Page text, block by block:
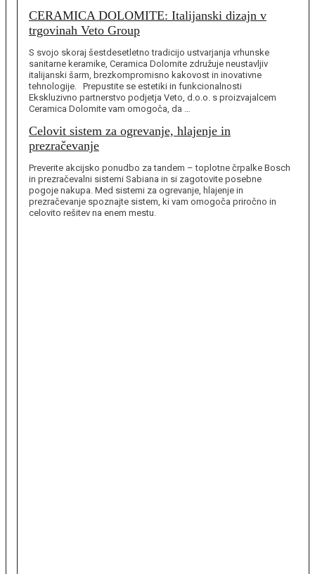
CERAMICA DOLOMITE: Italijanski dizajn v
trgovinah Veto Group
S svojo skoraj šestdesetletno tradicijo ustvarjanja vrhunske
sanitarne keramike, Ceramica Dolomite združuje neustavljiv
italijanski šarm, brezkompromisno kakovost in inovativne
tehnologije. Prepustite se estetiki in funkcionalnosti
Ekskluzivno partnerstvo podjetja Veto, d.o.o. s proizvajalcem
Ceramica Dolomite vam omogoča, da …
Celovit sistem za ogrevanje, hlajenje in
prezračevanje
Preverite akcijsko ponudbo za tandem – toplotne črpalke Bosch
in prezračevalni sistemi Sabiana in si zagotovite posebne
pogoje nakupa. Med sistemi za ogrevanje, hlajenje in
prezračevanje spoznajte sistem, ki vam omogoča priročno in
celovito rešitev na enem mestu.